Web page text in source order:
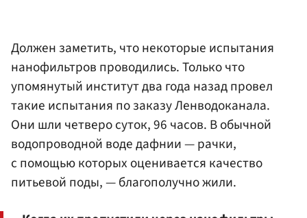
Должен заметить, что некоторые испытания
нанофильтров проводились. Только что
упомянутый институт два года назад провел
такие испытания по заказу Ленводоканала.
Они шли четверо суток, 96 часов. В обычной
водопроводной воде дафнии — рачки,
с помощью которых оценивается качество
питьевой поды, — благополучно жили.